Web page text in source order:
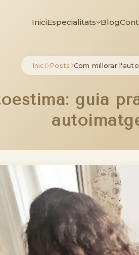
IniciEspecialitats Blog
Inici Posts Com millorar
guia